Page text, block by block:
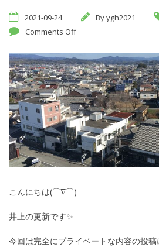
2021-09-24 Byygh2021
Comments Off
こんにちは(⌒∇⌒)
井上の更新です✨
今回は完全にプライベートな内容の投